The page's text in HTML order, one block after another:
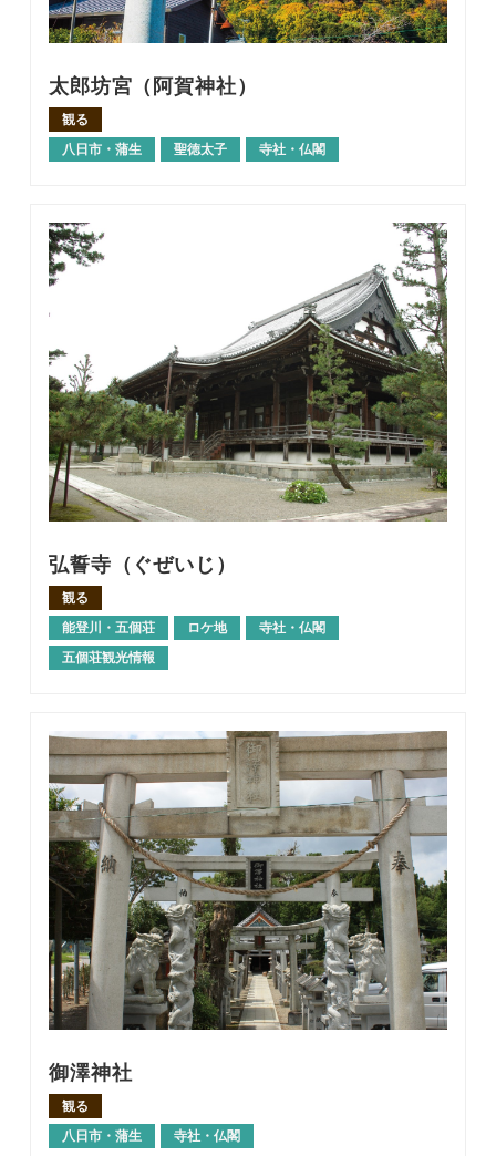
太郎坊宮（阿賀神社）
観る
八日市・蒲生
聖徳太子 寺社・仏閣
弘誓寺（ぐぜいじ）
観る
能登川・五個荘
ロケ地
寺社・仏閣
五個荘観光情報
御澤神社
観る
八日市・蒲生
寺社・仏閣